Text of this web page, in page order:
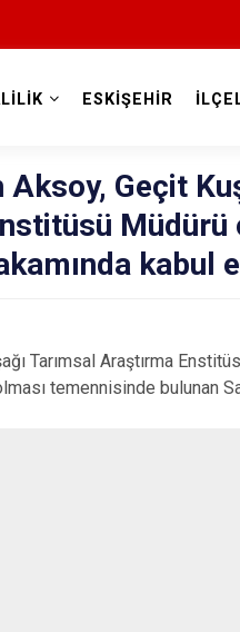
ESKİŞEHİR
Geçit
Müdürü
kabul
Tarımsal Araştırma
temennisinde bulunan